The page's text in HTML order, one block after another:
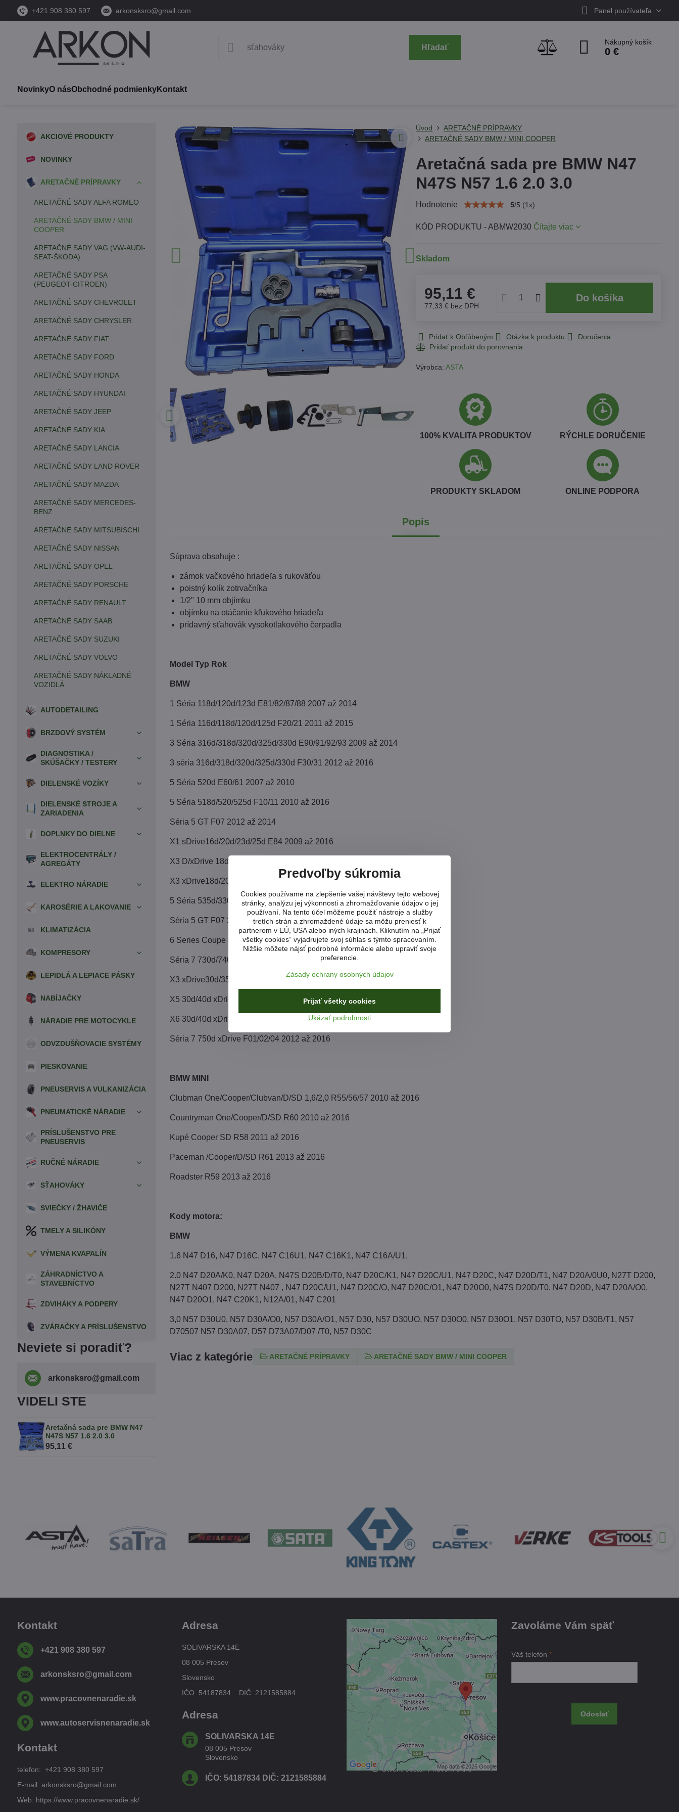
+421 908 380 597 arkonsksro@gmail.com Panel používateľa
Hľadať
Nákupný košík
0 €
NovinkyO násObchodné podmienkyKontakt
Úvod
ARETAČNÉ PRÍPRAVKY
ARETAČNÉ SADY BMW / MINI COOPER
Aretačná sada pre BMW N47
N47S N57 1.6 2.0 3.0
Hodnotenie 5/5 (1x)
KÓD PRODUKTU - ABMW2030 Čítajte viac
Skladom
95,11 €
77,33 € bez DPH
Do košíka
Pridať k Obľúbeným Otázka k produktu Doručenia
Výrobca:ASTA
100% KVALITA PRODUKTOV RÝCHLE DORUČENIE
PRODUKTY SKLADOM ONLINE PODPORA
Popis
Súprava obsahuje :
zámok vačkového hriadeľa s rukoväťou
poistný kolík zotrvačníka
1/2" 10 mm objímku
objímku na otáčanie kľukového hriadeľa
prídavný sťahovák vysokotlakového čerpadla
Model Typ Rok
BMW
1 Séria 118d/120d/123d E81/82/87/88 2007 až 2014
1 Séria 116d/118d/120d/125d F20/21 2011 až 2015
3 Séria 316d/318d/320d/325d/330d E90/91/92/93 2009 až 2014
3 séria 316d/318d/320d/325d/330d F30/31 2012 až 2016
5 Séria 520d E60/61 2007 až 2010
5 Séria 518d/520/525d F10/11 2010 až 2016
Séria 5 GT F07 2012 až 2014
X1 sDrive16d/20d/23d/25d E84 2009 až 2016
X3 D/xDrive 18d/20d E83 2007 až 2010
X3 xDrive18d/20d F25 2011 až 2014
5 Séria 535d/330d/xdrive F10/11 2010 až 2014
Séria 5 GT F07 2009 až 2014
6 Series Coupe 30d F12/13/F06 2011 až 2014
Séria 7 730d/740d/xDrive F01/02/04 2008 až 2014
X3 xDrive30d/35d F25 2011 až 2016
X5 30d/40d xDrive E70 2010 až 2013
X6 30d/40d xDrive E71/72 2010 až 2014
Séria 7 750d xDrive F01/02/04 2012 až 2016
BMW MINI
Clubman One/Cooper/Clubvan/D/SD 1,6/2,0 R55/56/57 2010 až 2016
Countryman One/Cooper/D/SD R60 2010 až 2016
Kupé Cooper SD R58 2011 až 2016
Paceman /Cooper/D/SD R61 2013 až 2016
Roadster R59 2013 až 2016
Kody motora:
BMW
1.6 N47 D16, N47 D16C, N47 C16U1, N47 C16K1, N47 C16A/U1,
2.0 N47 D20A/K0, N47 D20A, N47S D20B/D/T0, N47 D20C/K1, N47 D20C/U1, N47 D20C, N47 D20D/T1, N47 D20A/0U0, N27T D200,
N27T N407 D200, N27T N407 , N47 D20C/U1, N47 D20C/O, N47 D20C/O1, N47 D20O0, N47S D20D/T0, N47 D20D, N47 D20A/O0,
N47 D20O1, N47 C20K1, N12A/01, N47 C201
3,0 N57 D30U0, N57 D30A/O0, N57 D30A/O1, N57 D30, N57 D30UO, N57 D30O0, N57 D30O1, N57 D30TO, N57 D30B/T1, N57
D70507 N57 D30A07, D57 D73A07/D07 /T0, N57 D30C
Viac z kategórie ARETAČNÉ PRÍPRAVKY ARETAČNÉ SADY BMW / MINI COOPER
AKCIOVÉ PRODUKTY
NOVINKY
ARETAČNÉ PRÍPRAVKY
ARETAČNÉ SADY ALFA ROMEO
ARETAČNÉ SADY BMW / MINI
COOPER
ARETAČNÉ SADY VAG (VW-AUDI-
SEAT-ŠKODA)
ARETAČNÉ SADY PSA
(PEUGEOT-CITROEN)
ARETAČNÉ SADY CHEVROLET
ARETAČNÉ SADY CHRYSLER
ARETAČNÉ SADY FIAT
ARETAČNÉ SADY FORD
ARETAČNÉ SADY HONDA
ARETAČNÉ SADY HYUNDAI
ARETAČNÉ SADY JEEP
ARETAČNÉ SADY KIA
ARETAČNÉ SADY LANCIA
ARETAČNÉ SADY LAND ROVER
ARETAČNÉ SADY MAZDA
ARETAČNÉ SADY MERCEDES-
BENZ
ARETAČNÉ SADY MITSUBISCHI
ARETAČNÉ SADY NISSAN
ARETAČNÉ SADY OPEL
ARETAČNÉ SADY PORSCHE
ARETAČNÉ SADY RENAULT
ARETAČNÉ SADY SAAB
ARETAČNÉ SADY SUZUKI
ARETAČNÉ SADY VOLVO
ARETAČNÉ SADY NÁKLADNÉ
VOZIDLÁ
AUTODETAILING
BRZDOVÝ SYSTÉM
DIAGNOSTIKA /
SKÚŠAČKY / TESTERY
DIELENSKÉ VOZÍKY
DIELENSKÉ STROJE A
ZARIADENIA
DOPLNKY DO DIELNE
ELEKTROCENTRÁLY /
AGREGÁTY
ELEKTRO NÁRADIE
KAROSÉRIE A LAKOVANIE
KLIMATIZÁCIA
KOMPRESORY
LEPIDLÁ A LEPIACE PÁSKY
NABÍJAČKY
NÁRADIE PRE MOTOCYKLE
ODVZDUŠŇOVACIE SYSTÉMY
PIESKOVANIE
PNEUSERVIS A VULKANIZÁCIA
PNEUMATICKÉ NÁRADIE
PRÍSLUŠENSTVO PRE
PNEUSERVIS
RUČNÉ NÁRADIE
SŤAHOVÁKY
SVIEČKY / ŽHAVIČE
TMELY A SILIKÓNY
VÝMENA KVAPALÍN
ZÁHRADNÍCTVO A
STAVEBNÍCTVO
ZDVIHÁKY A PODPERY
ZVÁRAČKY A PRÍSLUŠENSTVO
Neviete si poradiť?
arkonsksro​@gmail​.com
VIDELI STE
Aretačná sada pre BMW N47
N47S N57 1.6 2.0 3.0
95,11 €
Kontakt
+421 908 380 597
arkonsksro​@gmail​.com
www​.pracovnenaradie​.sk
www​.autoservisnenaradie​.sk
Kontakt
telefon: +421 908 380 597
E-mail: arkonsksro@gmail.com
Web: https://www.pracovnenaradie.sk/
Adresa
SOLIVARSKA 14E
08 005 Presov
Slovensko
IČO: 54187834 DIČ: 2121585884
Adresa
SOLIVARSKA 14E
08 005 Presov
Slovensko
IČO: 54187834 DIČ: 2121585884
Externý obsah je
blokovaný Voľbami
Prajete si načítať externý obsah?
Povoliť tentokrát
Povoliť a zapamätať - súhlas s
druhom cookie: Funkčné
Otvoriť obsah v novom okne
Zavoláme Vám späť
Váš telefón*
Odoslať
Predvoľby súkromia
Cookies používame na zlepšenie vašej návštevy tejto webovej
stránky, analýzu jej výkonnosti a zhromažďovanie údajov o jej
používaní. Na tento účel môžeme použiť nástroje a služby
tretích strán a zhromaždené údaje sa môžu preniesť k
partnerom v EÚ, USA alebo iných krajinách. Kliknutím na „Prijať
všetky cookies“ vyjadrujete svoj súhlas s týmto spracovaním.
Nižšie môžete nájsť podrobné informácie alebo upraviť svoje
preferencie.
Zásady ochrany osobných údajov
Ukázať podrobnosti
Prijať všetky cookies